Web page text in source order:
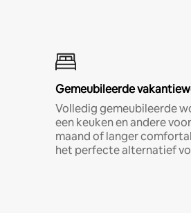
Gemeubileerde
Volledig gemeubileerde
een keuken en andere
maand of langer
het perfecte alternatief